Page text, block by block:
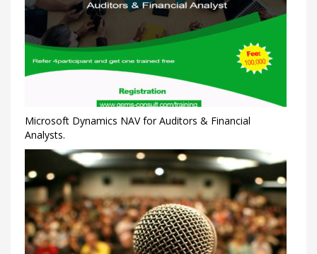
Microsoft Dynamics NAV for Auditors & Financial
Analysts.